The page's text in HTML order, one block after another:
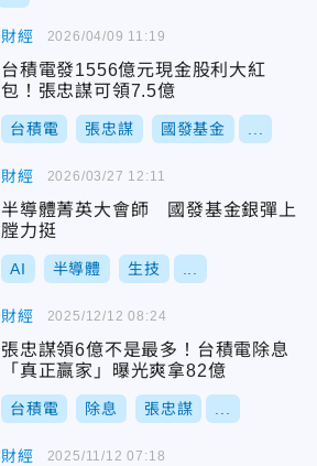
財經
台積電發1556億元現金股利大紅
包！張忠謀可領7.5億
台積電 張忠謀 國發基金
2026/04/09 11:19
財經
半導體菁英大會師 國發基金銀彈上
膛力挺
AI 半導體 生技
2026/03/27 12:11
財經
張忠謀領6億不是最多！台積電除息
「真正贏家」曝光爽拿82億
台積電 除息 張忠謀
2025/12/12 08:24
財經 2025/11/12 07:18